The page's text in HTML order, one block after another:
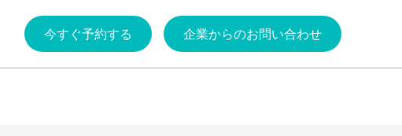
今すぐ予約する 企業からのお問い合わせ